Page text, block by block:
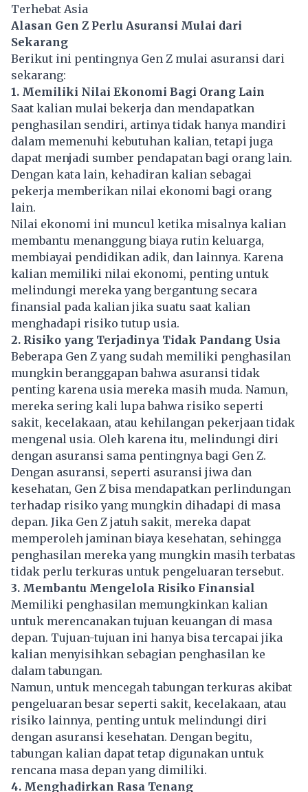
Terhebat Asia
Alasan Gen Z Perlu Asuransi Mulai dari
Sekarang
Berikut ini pentingnya Gen Z mulai asuransi dari
sekarang:
1. Memiliki Nilai Ekonomi Bagi Orang Lain
Saat kalian mulai bekerja dan mendapatkan
penghasilan sendiri, artinya tidak hanya mandiri
dalam memenuhi kebutuhan kalian, tetapi juga
dapat menjadi sumber pendapatan bagi orang lain.
Dengan kata lain, kehadiran kalian sebagai
pekerja memberikan nilai ekonomi bagi orang
lain.
Nilai ekonomi ini muncul ketika misalnya kalian
membantu menanggung biaya rutin keluarga,
membiayai pendidikan adik, dan lainnya. Karena
kalian memiliki nilai ekonomi, penting untuk
melindungi mereka yang bergantung secara
finansial pada kalian jika suatu saat kalian
menghadapi risiko tutup usia.
2. Risiko yang Terjadinya Tidak Pandang Usia
Beberapa Gen Z yang sudah memiliki penghasilan
mungkin beranggapan bahwa asuransi tidak
penting karena usia mereka masih muda. Namun,
mereka sering kali lupa bahwa risiko seperti
sakit, kecelakaan, atau kehilangan pekerjaan tidak
mengenal usia. Oleh karena itu, melindungi diri
dengan asuransi sama pentingnya bagi Gen Z.
Dengan asuransi, seperti asuransi jiwa dan
kesehatan, Gen Z bisa mendapatkan perlindungan
terhadap risiko yang mungkin dihadapi di masa
depan. Jika Gen Z jatuh sakit, mereka dapat
memperoleh jaminan biaya kesehatan, sehingga
penghasilan mereka yang mungkin masih terbatas
tidak perlu terkuras untuk pengeluaran tersebut.
3. Membantu Mengelola Risiko Finansial
Memiliki penghasilan memungkinkan kalian
untuk merencanakan tujuan keuangan di masa
depan. Tujuan-tujuan ini hanya bisa tercapai jika
kalian menyisihkan sebagian penghasilan ke
dalam tabungan.
Namun, untuk mencegah tabungan terkuras akibat
pengeluaran besar seperti sakit, kecelakaan, atau
risiko lainnya, penting untuk melindungi diri
dengan asuransi kesehatan. Dengan begitu,
tabungan kalian dapat tetap digunakan untuk
rencana masa depan yang dimiliki.
4. Menghadirkan Rasa Tenang